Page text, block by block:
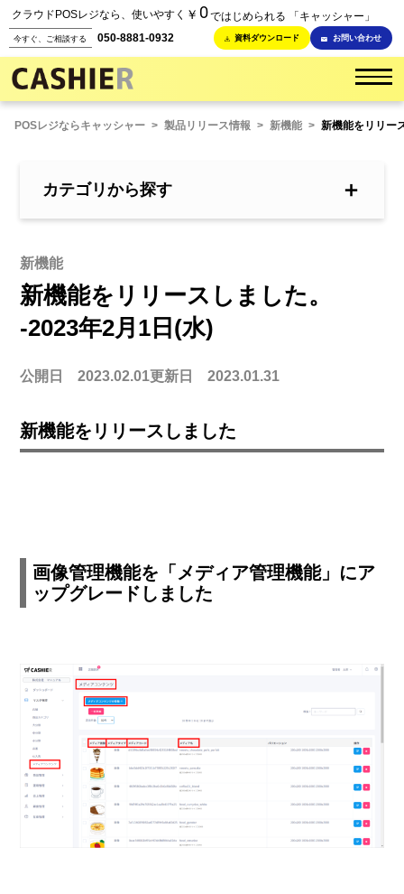
クラウドPOSレジなら、使いやすく ￥ 0ではじめられる 「キャッシャー」
今すぐ、ご相談する 050-8881-0932 資料ダウンロード お問い合わせ
POSレジならキャッシャー > 製品リリース情報 > 新機能 > 新機能をリリー
カテゴリから探す ＋
新機能
新機能をリリースしました。
-2023年2月1日(水)
公開日 2023.02.01更新日 2023.01.31
新機能をリリースしました
画像管理機能を「メディア管理機能」にア
ップグレードしました